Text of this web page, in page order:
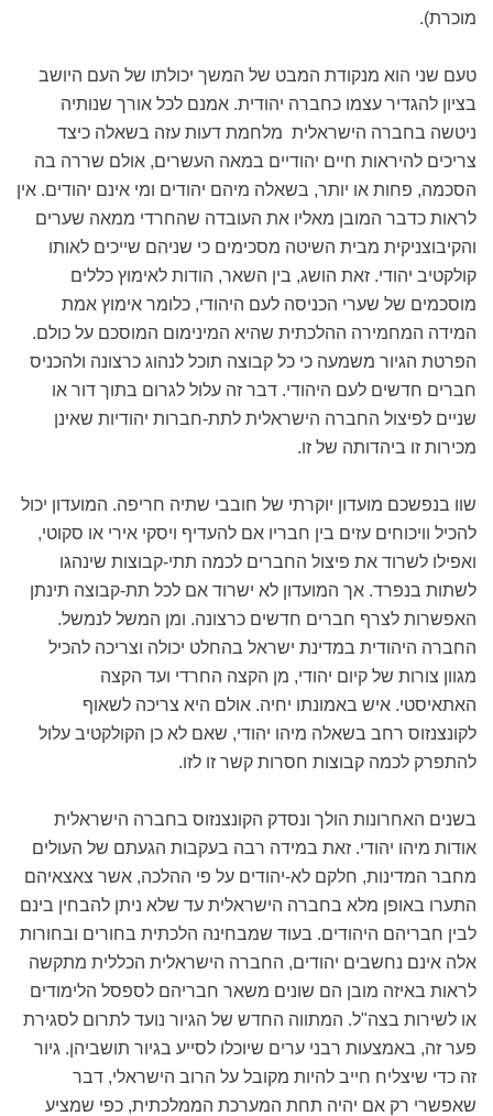
מוכרת).
טעם שני הוא מנקודת המבט של המשך יכולתו של העם היושב
בציון להגדיר עצמו כחברה יהודית. אמנם לכל אורך שנותיה
ניטשה בחברה הישראלית מלחמת דעות עזה בשאלה כיצד
צריכים להיראות חיים יהודיים במאה העשרים, אולם שררה בה
הסכמה, פחות או יותר, בשאלה מיהם יהודים ומי אינם יהודים. אין
לראות כדבר המובן מאליו את העובדה שהחרדי ממאה שערים
והקיבוצניקית מבית השיטה מסכימים כי שניהם שייכים לאותו
קולקטיב יהודי. זאת הושג, בין השאר, הודות לאימוץ כללים
מוסכמים של שערי הכניסה לעם היהודי, כלומר אימוץ אמת
המידה המחמירה ההלכתית שהיא המינימום המוסכם על כולם.
הפרטת הגיור משמעה כי כל קבוצה תוכל לנהוג כרצונה ולהכניס
חברים חדשים לעם היהודי. דבר זה עלול לגרום בתוך דור או
שניים לפיצול החברה הישראלית לתת-חברות יהודיות שאינן
מכירות זו ביהדותה של זו.
שוו בנפשכם מועדון יוקרתי של חובבי שתיה חריפה. המועדון יכול
להכיל וויכוחים עזים בין חבריו אם להעדיף ויסקי אירי או סקוטי,
ואפילו לשרוד את פיצול החברים לכמה תתי-קבוצות שינהגו
לשתות בנפרד. אך המועדון לא ישרוד אם לכל תת-קבוצה תינתן
האפשרות לצרף חברים חדשים כרצונה. ומן המשל לנמשל.
החברה היהודית במדינת ישראל בהחלט יכולה וצריכה להכיל
מגוון צורות של קיום יהודי, מן הקצה החרדי ועד הקצה
האתאיסטי. איש באמונתו יחיה. אולם היא צריכה לשאוף
לקונצנזוס רחב בשאלה מיהו יהודי, שאם לא כן הקולקטיב עלול
להתפרק לכמה קבוצות חסרות קשר זו לזו.
בשנים האחרונות הולך ונסדק הקונצנזוס בחברה הישראלית
אודות מיהו יהודי. זאת במידה רבה בעקבות הגעתם של העולים
מחבר המדינות, חלקם לא-יהודים על פי ההלכה, אשר צאצאיהם
התערו באופן מלא בחברה הישראלית עד שלא ניתן להבחין בינם
לבין חבריהם היהודים. בעוד שמבחינה הלכתית בחורים ובחורות
אלה אינם נחשבים יהודים, החברה הישראלית הכללית מתקשה
לראות באיזה מובן הם שונים משאר חבריהם לספסל הלימודים
או לשירות בצה"ל. המתווה החדש של הגיור נועד לתרום לסגירת
פער זה, באמצעות רבני ערים שיוכלו לסייע בגיור תושביהן. גיור
זה כדי שיצליח חייב להיות מקובל על הרוב הישראלי, דבר
שאפשרי רק אם יהיה תחת המערכת הממלכתית, כפי שמציע